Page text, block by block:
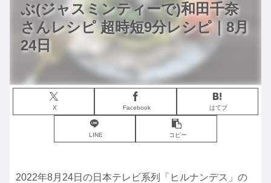
ぶ(ジャスミンティーで)和田千奈
さんレシピ 超時短9分レシピ｜8月
24日
X Facebook はてブ
LINE コピー
2022年8月24日の日本テレビ系列「ヒルナンデス」の